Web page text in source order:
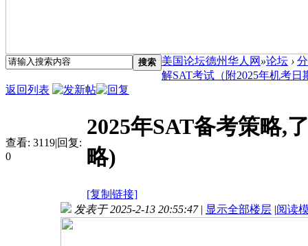
搜索 美国论坛德州华人网 »论坛 ›
解SAT考试（附2025年机考日
返回列表
查看: 3119|回复:
0
2025年SAT备考策略,
略)
[复制链接]
发表于 2025-2-13 20:55:47 | 显示全部楼层 |阅读